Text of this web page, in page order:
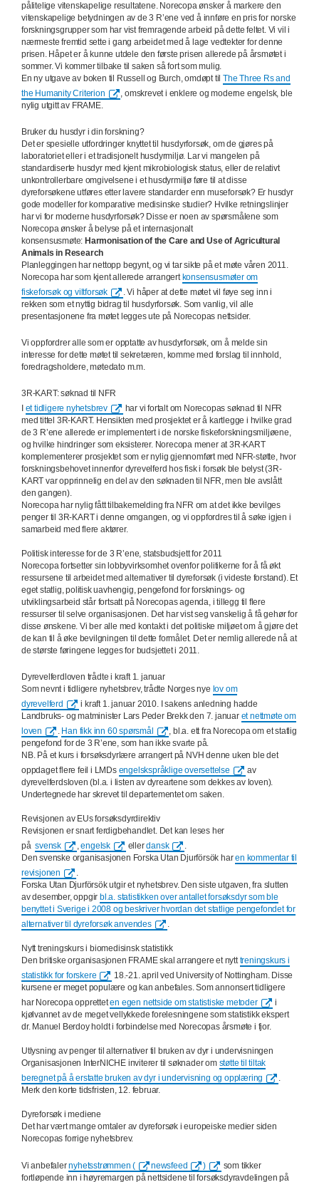
pålitelige vitenskapelige resultatene. Norecopa ønsker å markere den
vitenskapelige betydningen av de 3 R’ene ved å innføre en pris for norske
forskningsgrupper som har vist fremragende arbeid på dette feltet. Vi vil i
nærmeste fremtid sette i gang arbeidet med å lage vedtekter for denne
prisen. Håpet er å kunne utdele den første prisen allerede på årsmøtet i
sommer. Vi kommer tilbake til saken så fort som mulig.
En ny utgave av boken til Russell og Burch, omdøpt til The Three Rs and
the Humanity Criterion
, omskrevet i enklere og moderne engelsk, ble
nylig utgitt av FRAME.
Bruker du husdyr i din forskning?
Det er spesielle utfordringer knyttet til husdyrforsøk, om de gjøres på
laboratoriet eller i et tradisjonelt husdyrmiljø. Lar vi mangelen på
standardiserte husdyr med kjent mikrobiologisk status, eller de relativt
unkontrollerbare omgivelsene i et husdyrmiljø føre til at disse
dyreforsøkene utføres etter lavere standarder enn museforsøk? Er husdyr
gode modeller for komparative medisinske studier? Hvilke retningslinjer
har vi for moderne husdyrforsøk? Disse er noen av spørsmålene som
Norecopa ønsker å belyse på et internasjonalt
konsensusmøte: Harmonisation of the Care and Use of Agricultural
Animals in Research
Planleggingen har nettopp begynt, og vi tar sikte på et møte våren 2011.
Norecopa har som kjent allerede arrangert konsensusmøter om
fiskeforsøk og viltforsøk
. Vi håper at dette møtet vil føye seg inn i
rekken som et nyttig bidrag til husdyrforsøk. Som vanlig, vil alle
presentasjonene fra møtet legges ute på Norecopas nettsider.
Vi oppfordrer alle som er opptatte av husdyrforsøk, om å melde sin
interesse for dette møtet til sekretæren, komme med forslag til innhold,
foredragsholdere, møtedato m.m.
3R-KART: søknad til NFR
et tidligere nyhetsbrev
har vi fortalt om Norecopas søknad til NFR
med tittel 3R-KART. Hensikten med prosjektet er å kartlegge i hvilke grad
de 3 R’ene allerede er implementert i de norske fiskeforskningsmiljøene,
og hvilke hindringer som eksisterer. Norecopa mener at 3R-KART
komplementerer prosjektet som er nylig gjennomført med NFR-støtte, hvor
forskningsbehovet innenfor dyrevelferd hos fisk i forsøk ble belyst (3R-
KART var opprinnelig en del av den søknaden til NFR, men ble avslått
den gangen).
Norecopa har nylig fått tilbakemelding fra NFR om at det ikke bevilges
penger til 3R-KART i denne omgangen, og vi oppfordres til å søke igjen i
samarbeid med flere aktører.
Politisk interesse for de 3 R’ene, statsbudsjett for 2011
Norecopa fortsetter sin lobbyvirksomhet ovenfor politikerne for å få økt
ressursene til arbeidet med alternativer til dyreforsøk (i videste forstand). Et
eget statlig, politisk uavhengig, pengefond for forsknings- og
utviklingsarbeid står fortsatt på Norecopas agenda, i tillegg til flere
ressurser til selve organisasjonen. Det har vist seg vanskelig å få gehør for
disse ønskene. Vi ber alle med kontakt i det politiske miljøet om å gjøre det
de kan til å øke bevilgningen til dette formålet. Det er nemlig allerede nå at
de største føringene legges for budsjettet i 2011.
Dyrevelferdloven trådte i kraft 1. januar
Som nevnt i tidligere nyhetsbrev, trådte Norges nye lov om
dyrevelferd
i kraft 1. januar 2010. I sakens anledning hadde
Landbruks- og matminister Lars Peder Brekk den 7. januar et nettmøte om
loven
. Han fikk inn 60 spørsmål
, bl.a. ett fra Norecopa om et statlig
pengefond for de 3 R’ene, som han ikke svarte på.
NB. På et kurs i forsøksdyrlære arrangert på NVH denne uken ble det
oppdaget flere feil i LMDs engelskspråklige oversettelse
av
dyrevelferdsloven (bl.a. i listen av dyreartene som dekkes av loven).
Undertegnede har skrevet til departementet om saken.
Revisjonen av EUs forsøksdyrdirektiv
Revisjonen er snart ferdigbehandlet. Det kan leses her
påsvensk ,engelsk ellerdansk
.
Den svenske organisasjonen Forska Utan Djurförsök haren kommentar til
revisjonen
.
Forska Utan Djurförsök utgir et nyhetsbrev. Den siste utgaven, fra slutten
av desember, oppgir bl.a. statistikken over antallet forsøksdyr som ble
benyttet i Sverige i 2008 og beskriver hvordan det statlige pengefondet for
alternativer til dyreforsøk anvendes
.
Nytt treningskurs i biomedisinsk statistikk
Den britiske organisasjonen FRAME skal arrangere et nytttreningskurs i
statistikk for forskere
18.-21. april ved University of Nottingham. Disse
kursene er meget populære og kan anbefales. Som annonsert tidligere
har Norecopa oppretteten egen nettside om statistiske metoder
i
kjølvannet av de meget vellykkede forelesningene som statistikk ekspert
dr. Manuel Berdoy holdt i forbindelse med Norecopas årsmøte i fjor.
Utlysning av penger til alternativer til bruken av dyr i undervisningen
Organisasjonen InterNICHE inviterer til søknader om støtte til tiltak
beregnet på å erstatte bruken av dyr i undervisning og opplæring
.
Merk den korte tidsfristen, 12. februar.
Dyreforsøk i mediene
Det har vært mange omtaler av dyreforsøk i europeiske medier siden
Norecopas forrige nyhetsbrev.
Vi anbefalernyhetsstrømmen ( newsfeed )
som tikker
fortløpende inn i høyremargen på nettsidene til forsøksdyravdelingen på